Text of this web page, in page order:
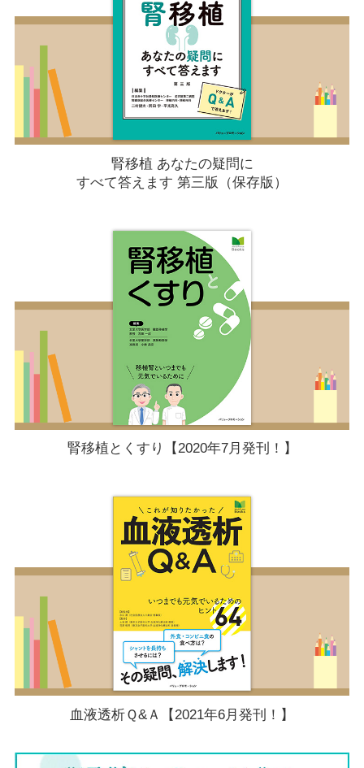
腎移植 あなたの疑問に
すべて答えます 第三版（保存版）
腎移植とくすり【2020年7月発刊！】
血液透析Ｑ&Ａ【2021年6月発刊！】